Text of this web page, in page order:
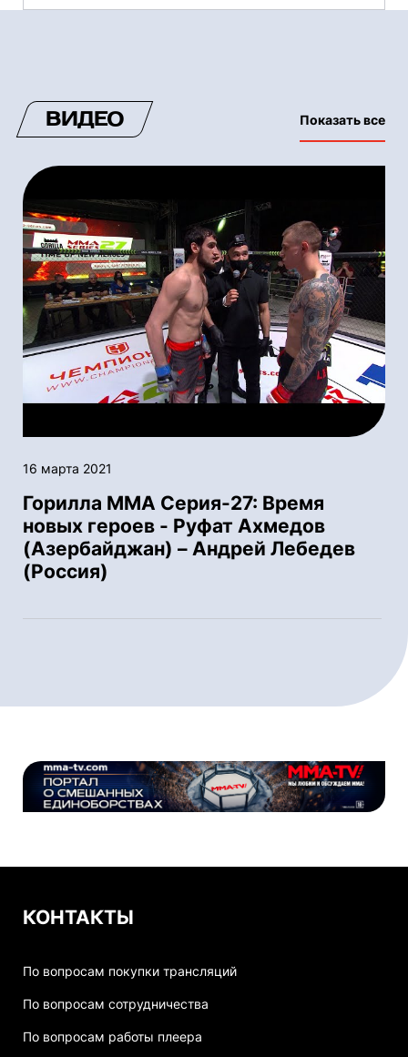
ВИДЕО Показать все
16 марта 2021
Горилла ММА Серия-27: Время
новых героев - Руфат Ахмедов
(Азербайджан) – Андрей Лебедев
(Россия)
КОНТАКТЫ
По вопросам покупки трансляций
По вопросам сотрудничества
По вопросам работы плеера